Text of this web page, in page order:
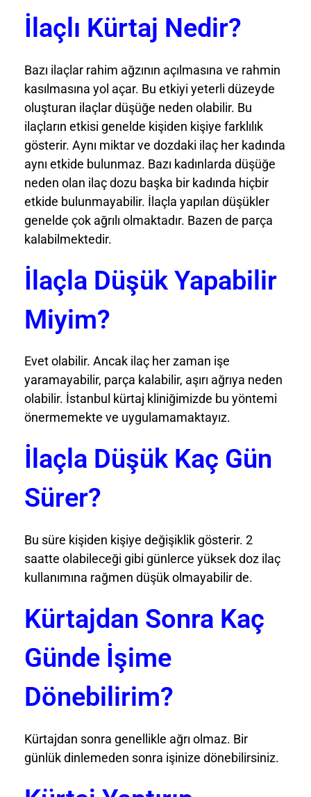
İlaçlı Kürtaj Nedir?
Bazı ilaçlar rahim ağzının açılmasına ve rahmin
kasılmasına yol açar. Bu etkiyi yeterli düzeyde
oluşturan ilaçlar düşüğe neden olabilir. Bu
ilaçların etkisi genelde kişiden kişiye farklılık
gösterir. Aynı miktar ve dozdaki ilaç her kadında
aynı etkide bulunmaz. Bazı kadınlarda düşüğe
neden olan ilaç dozu başka bir kadında hiçbir
etkide bulunmayabilir. İlaçla yapılan düşükler
genelde çok ağrılı olmaktadır. Bazen de parça
kalabilmektedir.
İlaçla Düşük Yapabilir
Miyim?
Evet olabilir. Ancak ilaç her zaman işe
yaramayabilir, parça kalabilir, aşırı ağrıya neden
olabilir. İstanbul kürtaj kliniğimizde bu yöntemi
önermemekte ve uygulamamaktayız.
İlaçla Düşük Kaç Gün
Sürer?
Bu süre kişiden kişiye değişiklik gösterir. 2
saatte olabileceği gibi günlerce yüksek doz ilaç
kullanımına rağmen düşük olmayabilir de.
Kürtajdan Sonra Kaç
Günde İşime
Dönebilirim?
Kürtajdan sonra genellikle ağrı olmaz. Bir
günlük dinlemeden sonra işinize dönebilirsiniz.